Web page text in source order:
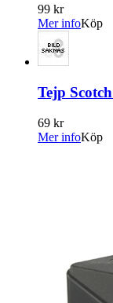
99 kr
Mer infoKöp
Tejp
69 kr
Mer infoKöp